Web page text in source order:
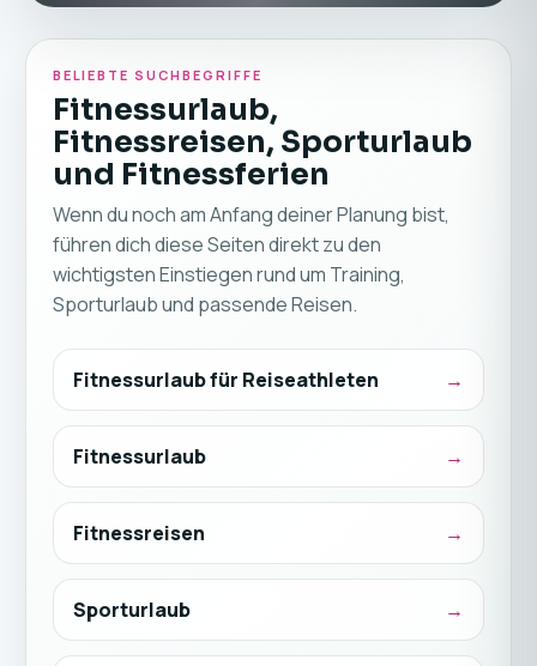
BELIEBTE SUCHBEGRIFFE
Fitnessurlaub,
Fitnessreisen, Sporturlaub
und Fitnessferien
Wenn du noch am Anfang deiner Planung bist,
führen dich diese Seiten direkt zu den
wichtigsten Einstiegen rund um Training,
Sporturlaub und passende Reisen.
Fitnessurlaub für Reiseathleten
Fitnessurlaub
Fitnessreisen
Sporturlaub